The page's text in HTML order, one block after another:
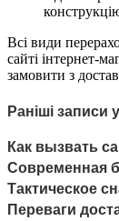
Всі види
сайті інтернет-
замовити з
Раніші записи
Как вызвать
Современная
Тактическое
Переваги